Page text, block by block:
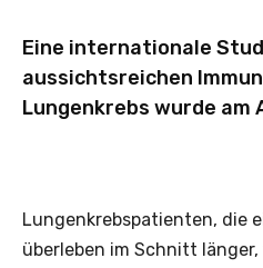
Eine internationale
aussichtsreichen
Lungenkrebs wurde am
Lungenkrebspatienten, die
überleben im Schnitt